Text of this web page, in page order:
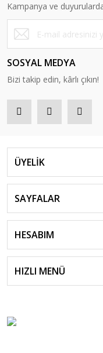
Kampanya ve
SOSYAL MEDYA
Bizi takip edin, kârlı çıkın!
ÜYELİK
SAYFALAR
HESABIM
HIZLI MENÜ